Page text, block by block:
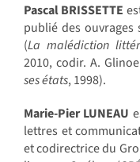
Pascal BRISSETTE
publié des
(La malédiction
2010, codir. A.
ses états, 1998).
Marie-Pier LUNEAU
lettres et
et codirectrice du